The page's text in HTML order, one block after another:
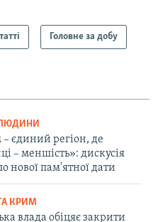
Головне за добу
єдиний регіон, де
– меншість»: дискусія
нової пам'ятної дати
КРИМ
влада обіцяє закрити